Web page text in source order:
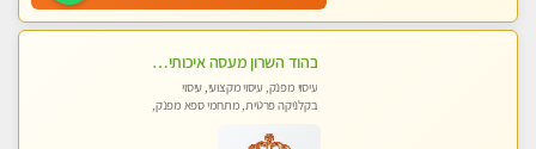
בהוד השרון מעסה איכותית מקצועית ומפנקת מאוד
עיסוי מפנק, עיסוי מקצועי, עיסוי
בקלניקה פרטית, מתחמי ספא מפנק,